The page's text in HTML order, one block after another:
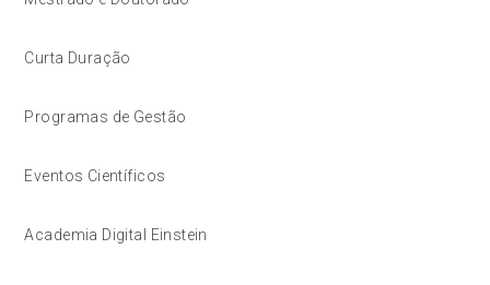
Curta Duração
Programas de Gestão
Eventos Científicos
Academia Digital Einstein